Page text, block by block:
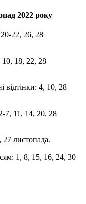
2022 року
22, 26, 28
10, 18, 22, 28
відтінки: 4, 10, 28
7, 11, 14, 20, 28
27 листопада.
: 1, 8, 15, 16, 24, 30